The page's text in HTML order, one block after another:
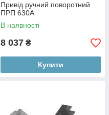
Привід ручний поворотний
ПРП 630А
В наявності
8 037 ₴
Купити